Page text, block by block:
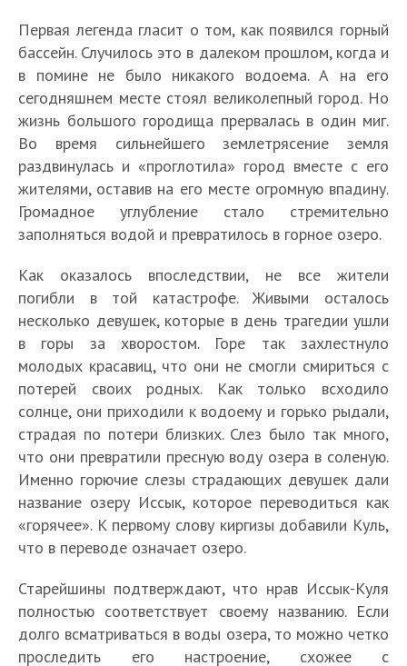
Первая легенда гласит о том, как появился горный
бассейн. Случилось это в далеком прошлом, когда и
в помине не было никакого водоема. А на его
сегодняшнем месте стоял великолепный город. Но
жизнь большого городища прервалась в один миг.
Во время сильнейшего землетрясение земля
раздвинулась и «проглотила» город вместе с его
жителями, оставив на его месте огромную впадину.
Громадное углубление стало стремительно
заполняться водой и превратилось в горное озеро.
Как оказалось впоследствии, не все жители
погибли в той катастрофе. Живыми осталось
несколько девушек, которые в день трагедии ушли
в горы за хворостом. Горе так захлестнуло
молодых красавиц, что они не смогли смириться с
потерей своих родных. Как только всходило
солнце, они приходили к водоему и горько рыдали,
страдая по потери близких. Слез было так много,
что они превратили пресную воду озера в соленую.
Именно горючие слезы страдающих девушек дали
название озеру Иссык, которое переводиться как
«горячее». К первому слову киргизы добавили Куль,
что в переводе означает озеро.
Старейшины подтверждают, что нрав Иссык-Куля
полностью соответствует своему названию. Если
долго всматриваться в воды озера, то можно четко
проследить его настроение, схожее с